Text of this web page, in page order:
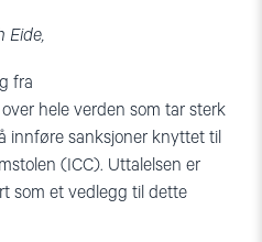
Eide,
fra
hele verden som tar sterk
innføre sanksjoner knyttet til
(ICC). Uttalelsen er
som et vedlegg til dette